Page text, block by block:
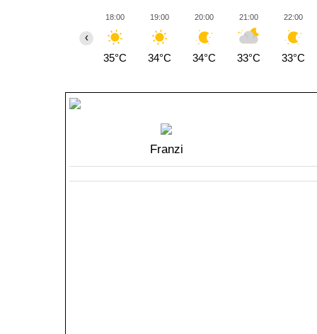
18:00
35°C
19:00
34°C
20:00
34°C
21:00
33°C
22:00
33°C
‹
Franzi